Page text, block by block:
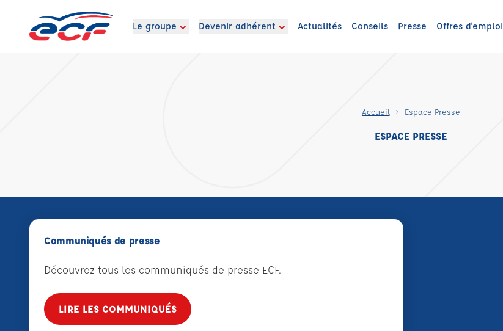
Le groupe Devenir adhérent Actualités Conseils Presse Offres d'emploi
Accueil Espace Presse
ESPACE PRESSE
Communiqués de presse
Découvrez tous les communiqués de presse ECF.
LIRE LES COMMUNIQUÉS